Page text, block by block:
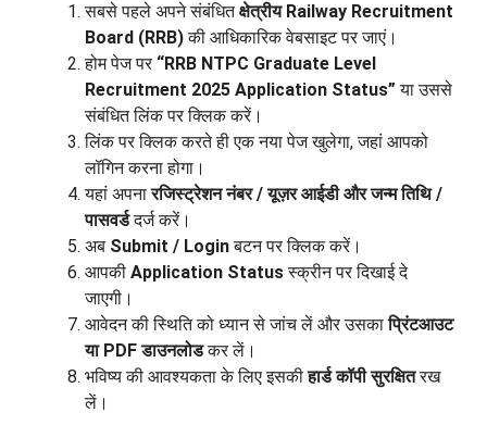
सबसे पहले अपने संबंधितक्षेत्रीय Railway Recruitment
Board (RRB)की आधिकारिक वेबसाइट पर जाएं।
होम पेज पर “RRB NTPC Graduate Level
Recruitment 2025 Application Status” या उससे
संबंधित लिंक पर क्लिक करें।
लिंक पर क्लिक करते ही एक नया पेज खुलेगा, जहां आपको
लॉगिन करना होगा।
यहां अपनारजिस्ट्रेशन नंबर / यूज़र आईडी और जन्म तिथि /
पासवर्डदर्ज करें।
अब Submit / Loginबटन पर क्लिक करें।
आपकी Application Statusस्क्रीन पर दिखाई दे
जाएगी।
आवेदन की स्थिति को ध्यान से जांच लें और उसकाप्रिंटआउट
या PDF डाउनलोडकर लें।
भविष्य की आवश्यकता के लिए इसकीहार्ड कॉपी सुरक्षितरख
लें।